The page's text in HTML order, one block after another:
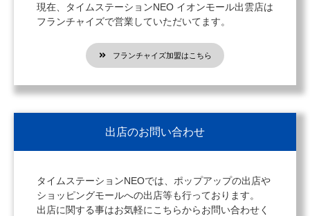
現在、タイムステーションNEO イオンモール出雲店は
フランチャイズで営業していただいてます。
フランチャイズ加盟はこちら
出店のお問い合わせ
タイムステーションNEOでは、ポップアップの出店や
ショッピングモールへの出店等も行っております。
出店に関する事はお気軽にこちらからお問い合わせく